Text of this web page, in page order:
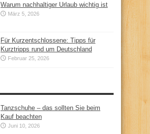
Warum nachhaltiger Urlaub wichtig ist
März 5, 2026
Für Kurzentschlossene: Tipps für
Kurztripps rund um Deutschland
Februar 25, 2026
Tanzschuhe – das sollten Sie beim
Kauf beachten
Juni 10, 2026